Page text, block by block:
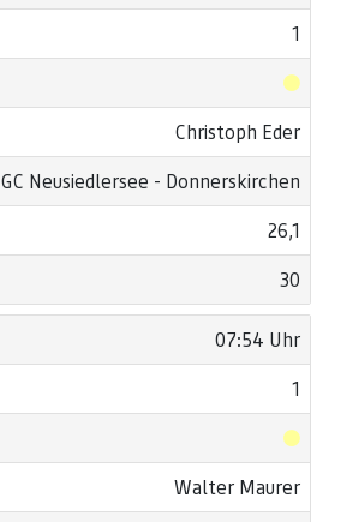
1
Christoph Eder
GC Neusiedlersee - Donnerskirchen
26,1
30
07:54 Uhr
1
Walter Maurer